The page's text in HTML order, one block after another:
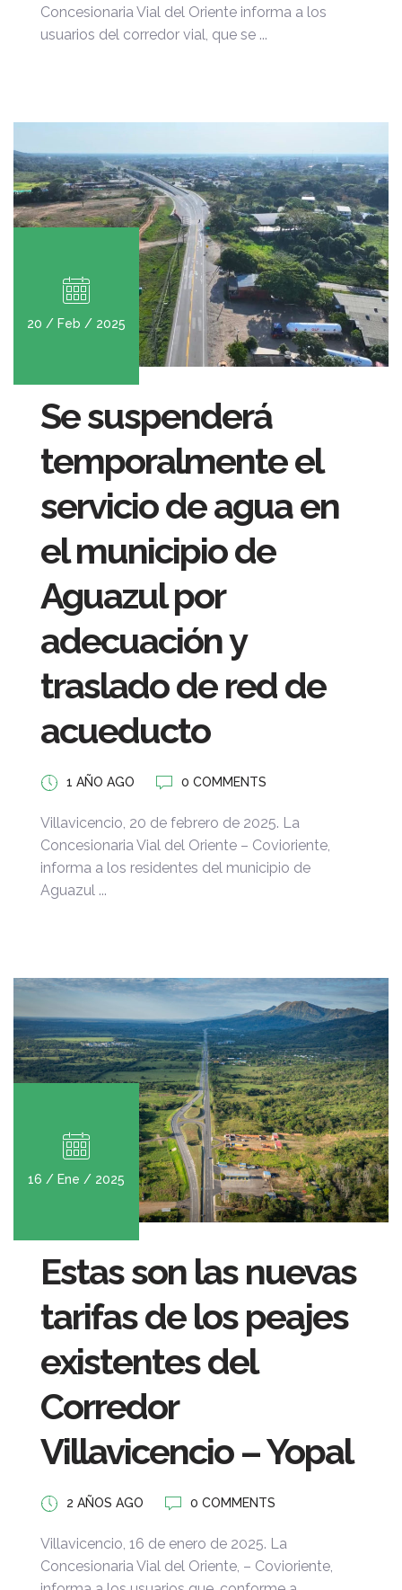
Concesionaria Vial del Oriente informa a los
usuarios del corredor vial, que se ...
20 / Feb / 2025
Se suspenderá
temporalmente el
servicio de agua en
el municipio de
Aguazul por
adecuación y
traslado de red de
acueducto
1 AÑO AGO 0 COMMENTS
Villavicencio, 20 de febrero de 2025. La
Concesionaria Vial del Oriente – Covioriente,
informa a los residentes del municipio de
Aguazul ...
16 / Ene / 2025
Estas son las nuevas
tarifas de los peajes
existentes del
Corredor
Villavicencio – Yopal
2 AÑOS AGO 0 COMMENTS
Villavicencio, 16 de enero de 2025. La
Concesionaria Vial del Oriente, – Covioriente,